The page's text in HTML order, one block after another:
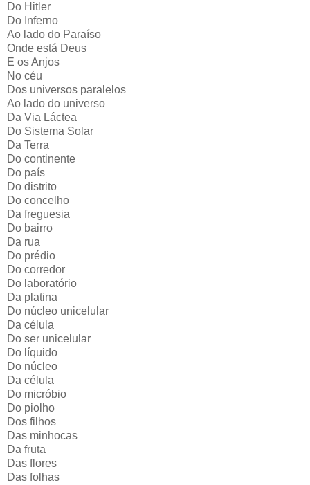
Do Hitler
Do Inferno
Ao lado do Paraíso
Onde está Deus
E os Anjos
No céu
Dos universos paralelos
Ao lado do universo
Da Via Láctea
Do Sistema Solar
Da Terra
Do continente
Do país
Do distrito
Do concelho
Da freguesia
Do bairro
Da rua
Do prédio
Do corredor
Do laboratório
Da platina
Do núcleo unicelular
Da célula
Do ser unicelular
Do líquido
Do núcleo
Da célula
Do micróbio
Do piolho
Dos filhos
Das minhocas
Da fruta
Das flores
Das folhas